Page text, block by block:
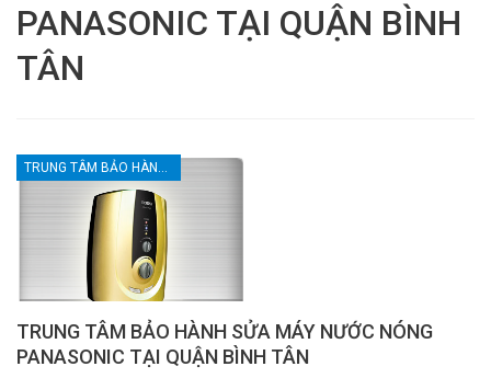
PANASONIC TẠI QUẬN BÌNH
TÂN
TRUNG TÂM BẢO HÀNH SỬA MÁY NƯỚC NÓNG
PANASONIC TẠI QUẬN BÌNH TÂN